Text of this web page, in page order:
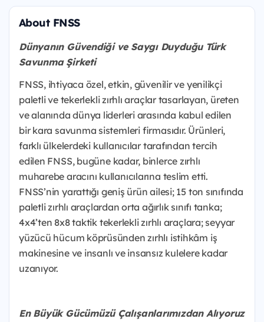
About FNSS
Dünyanın Güvendiği ve Saygı Duyduğu Türk
Savunma Şirketi
FNSS, ihtiyaca özel, etkin, güvenilir ve yenilikçi
paletli ve tekerlekli zırhlı araçlar tasarlayan, üreten
ve alanında dünya liderleri arasında kabul edilen
bir kara savunma sistemleri firmasıdır. Ürünleri,
farklı ülkelerdeki kullanıcılar tarafından tercih
edilen FNSS, bugüne kadar, binlerce zırhlı
muharebe aracını kullanıcılarına teslim etti.
FNSS’nin yarattığı geniş ürün ailesi; 15 ton sınıfında
paletli zırhlı araçlardan orta ağırlık sınıfı tanka;
4x4’ten 8x8 taktik tekerlekli zırhlı araçlara; seyyar
yüzücü hücum köprüsünden zırhlı istihkâm iş
makinesine ve insanlı ve insansız kulelere kadar
uzanıyor.
En Büyük Gücümüzü Çalışanlarımızdan Alıyoruz